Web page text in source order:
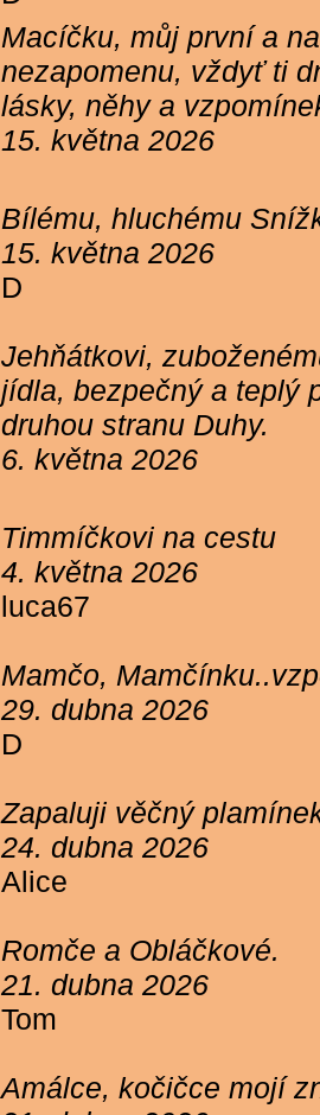
Macíčku, můj první a
nezapomenu, vždyť ti
lásky, něhy a
15. května 2026
Bílému, hluchému
15. května 2026
D
Jehňátkovi,
jídla, bezpečný a teplý
druhou stranu Duhy.
6. května 2026
Timmíčkovi na cestu
4. května 2026
luca67
Mamčo,
29. dubna 2026
D
Zapaluji věčný
24. dubna 2026
Alice
Romče a Obláčkové.
21. dubna 2026
Tom
Amálce, kočičce mojí